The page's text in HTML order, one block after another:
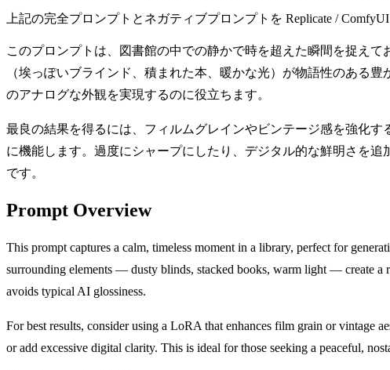
上記の完全プロンプトとネガティブプロンプトを Replicate /
このプロンプトは、図書館の中での静かで時を超えた瞬間を捉え
（埃っぽいブラインド、積まれた本、暖かな光）が物語性のある
のアナログな外観を実現するのに役立ちます。
最良の結果を得るには、フィルムグレインやビンテージ感を強化
に機能します。過度にシャープにしたり、デジタル的な鮮明さを
です。
Prompt Overview
This prompt captures a calm, timeless moment in a library, perfect for
surrounding elements — dusty blinds, stacked books, warm light — create a
avoids typical AI glossiness.
For best results, consider using a LoRA that enhances film grain or vintage
or add excessive digital clarity. This is ideal for those seeking a peaceful,